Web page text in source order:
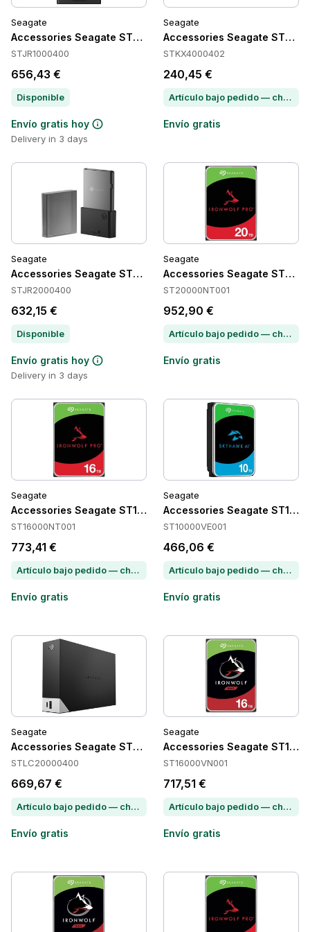
Seagate
Accessories Seagate STJR1000400
STJR1000400
656,43 €
Disponible
Envío gratis hoy
Delivery in 3 days
Seagate
Accessories Seagate
STKX4000402
240,45 €
Artículo bajo pedido — chatea para conocer el plazo de entrega
Envío gratis
Seagate
Accessories Seagate STJR2000400
STJR2000400
632,15 €
Disponible
Envío gratis hoy
Delivery in 3 days
Seagate
Accessories Seagate
ST20000NT001
952,90 €
Artículo bajo pedido — chatea para conocer el plazo de entrega
Envío gratis
Seagate
Accessories Seagate ST16000NT001
ST16000NT001
773,41 €
Artículo bajo pedido — chatea para conocer el plazo de entrega
Envío gratis
Seagate
Accessories Seagate
ST10000VE001
466,06 €
Artículo bajo pedido — chatea para conocer el plazo de entrega
Envío gratis
Seagate
Accessories Seagate STLC20000400
STLC20000400
669,67 €
Artículo bajo pedido — chatea para conocer el plazo de entrega
Envío gratis
Seagate
Accessories Seagate
ST16000VN001
717,51 €
Artículo bajo pedido — chatea para conocer el plazo de entrega
Envío gratis